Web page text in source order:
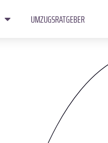
UMZUGSRATGEBER